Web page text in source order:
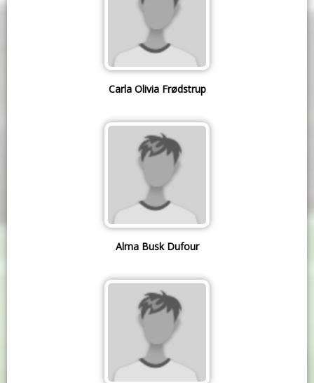
Carla Olivia Frødstrup
Alma Busk Dufour